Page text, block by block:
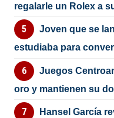
regalarle un Rolex a
Joven que se
estudiaba para
Juegos
oro y mantienen su
Hansel García